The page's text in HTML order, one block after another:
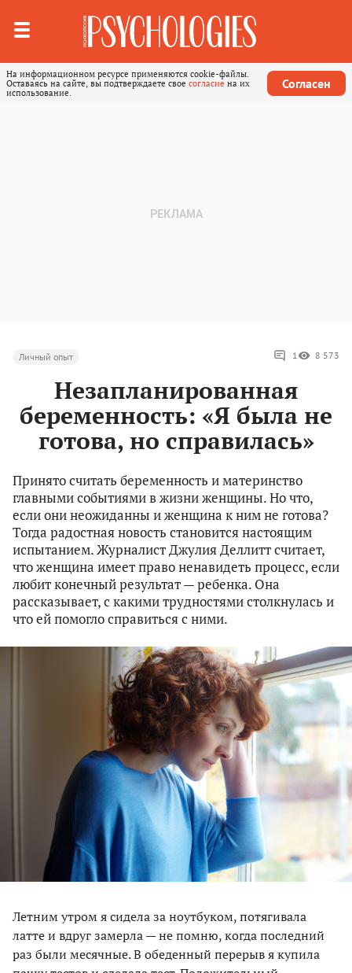
На информационном ресурсе применяются cookie-файлы.
Оставаясь на сайте, вы подтверждаете свое согласие на их
использование.
Согласен
Личный опыт 1 8 573
Незапланированная
беременность: «Я была не
готова, но справилась»
Принято считать беременность и материнство
главными событиями в жизни женщины. Но что,
если они неожиданны и женщина к ним не готова?
Тогда радостная новость становится настоящим
испытанием. Журналист Джулия Деллитт считает,
что женщина имеет право ненавидеть процесс, если
любит конечный результат — ребенка. Она
рассказывает, с какими трудностями столкнулась и
что ей помогло справиться с ними.
Летним утром я сидела за ноутбуком, потягивала
латте и вдруг замерла — не помню, когда последний
раз были месячные. В обеденный перерыв я купила